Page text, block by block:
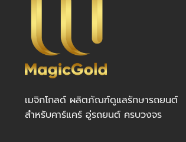
เมจิกโกลด์ ผลิตภัณฑ์ดูแลรักษารถยนต์
สำหรับคาร์แคร์ อู่รถยนต์ ครบวงจร